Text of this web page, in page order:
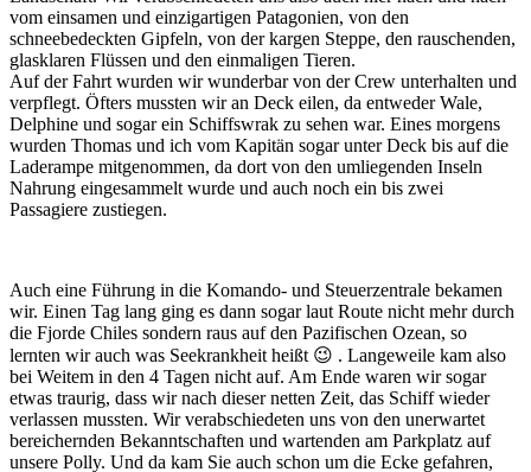
vom einsamen und einzigartigen Patagonien, von den
schneebedeckten Gipfeln, von der kargen Steppe, den rauschenden,
glasklaren Flüssen und den einmaligen Tieren.
Auf der Fahrt wurden wir wunderbar von der Crew unterhalten und
verpflegt. Öfters mussten wir an Deck eilen, da entweder Wale,
Delphine und sogar ein Schiffswrak zu sehen war. Eines morgens
wurden Thomas und ich vom Kapitän sogar unter Deck bis auf die
Laderampe mitgenommen, da dort von den umliegenden Inseln
Nahrung eingesammelt wurde und auch noch ein bis zwei
Passagiere zustiegen.
Auch eine Führung in die Komando- und Steuerzentrale bekamen
wir. Einen Tag lang ging es dann sogar laut Route nicht mehr durch
die Fjorde Chiles sondern raus auf den Pazifischen Ozean, so
lernten wir auch was Seekrankheit heißt 😉 . Langeweile kam also
bei Weitem in den 4 Tagen nicht auf. Am Ende waren wir sogar
etwas traurig, dass wir nach dieser netten Zeit, das Schiff wieder
verlassen mussten. Wir verabschiedeten uns von den unerwartet
bereichernden Bekanntschaften und wartenden am Parkplatz auf
unsere Polly. Und da kam Sie auch schon um die Ecke gefahren,